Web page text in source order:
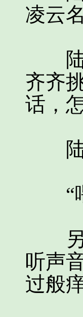
凌云
陆
齐齐
话，
陆
“
另
听声
过般